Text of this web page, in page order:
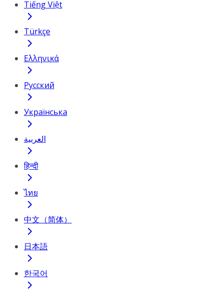
Tiếng Việt
Türkçe
Ελληνικά
Русский
Українська
العربية
हिन्दी
ไทย
中文（简体）
日本語
한국어